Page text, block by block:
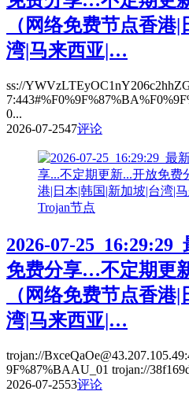
（网络免费节点香港
湾|马来西亚|…
ss://
0...
2026-07-2547评论
Trojan节点
2026-07-
免费分享…不定期更
（网络免费节点香港
湾|马来西亚|…
trojan://
9F%87%BAAU_01 trojan://
2026-07-2553评论